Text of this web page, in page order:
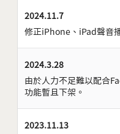
2024.11.7
修正iPhone、iPad聲音
2024.3.28
由於人力不足難以配合
功能暫且下架。
2023.11.13